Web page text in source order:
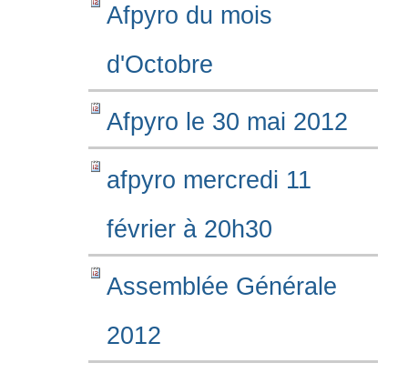
Afpyro du mois
d'Octobre
Afpyro le 30 mai 2012
afpyro mercredi 11
février à 20h30
Assemblée Générale
2012